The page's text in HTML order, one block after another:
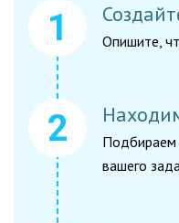
Опишите,
Подбираем
вашего